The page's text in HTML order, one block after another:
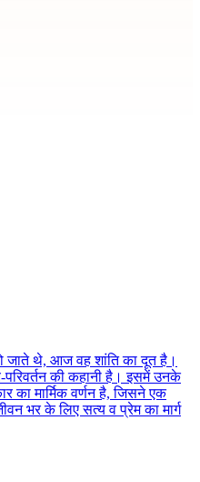
थे, आज वह शांति का दूत है।
की कहानी है। इसमें उनके
का मार्मिक वर्णन है, जिसने एक
भर के लिए सत्य व प्रेम का मार्ग